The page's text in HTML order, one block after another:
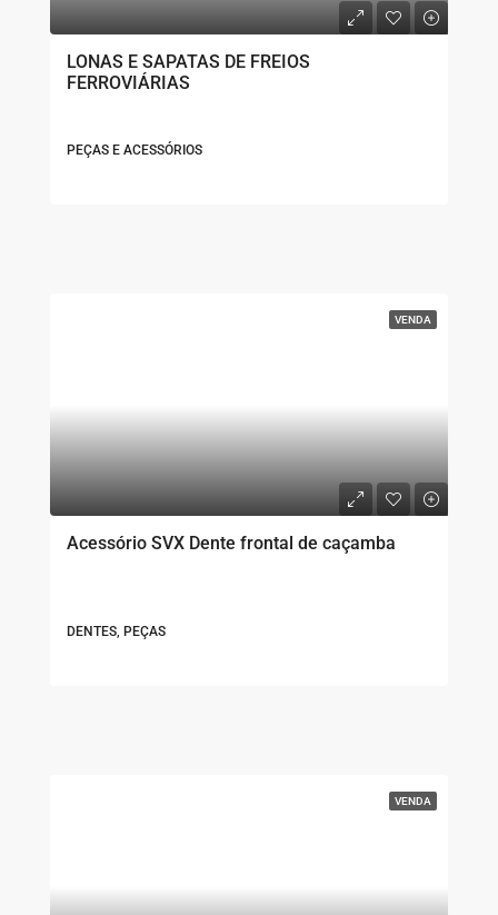
LONAS E SAPATAS DE FREIOS
FERROVIÁRIAS
PEÇAS E ACESSÓRIOS
VENDA
Acessório SVX Dente frontal de caçamba
DENTES, PEÇAS
VENDA